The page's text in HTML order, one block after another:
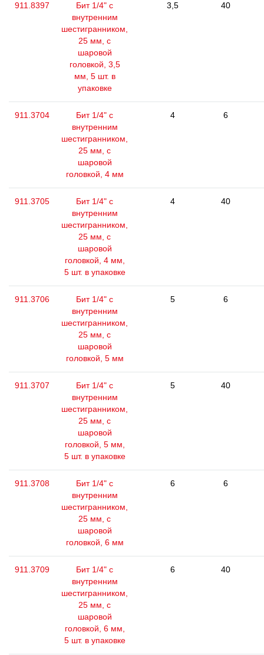
911.8397
Бит 1/4" с
внутренним
шестигранником,
25 мм, с
шаровой
головкой, 3,5
мм, 5 шт. в
упаковке
3,5 40
911.3704
Бит 1/4" с
внутренним
шестигранником,
25 мм, с
шаровой
головкой, 4 мм
4 6
911.3705
Бит 1/4" с
внутренним
шестигранником,
25 мм, с
шаровой
головкой, 4 мм,
5 шт. в упаковке
4 40
911.3706
Бит 1/4" с
внутренним
шестигранником,
25 мм, с
шаровой
головкой, 5 мм
5 6
911.3707
Бит 1/4" с
внутренним
шестигранником,
25 мм, с
шаровой
головкой, 5 мм,
5 шт. в упаковке
5 40
911.3708
Бит 1/4" с
внутренним
шестигранником,
25 мм, с
шаровой
головкой, 6 мм
6 6
911.3709
Бит 1/4" с
внутренним
шестигранником,
25 мм, с
шаровой
головкой, 6 мм,
5 шт. в упаковке
6 40